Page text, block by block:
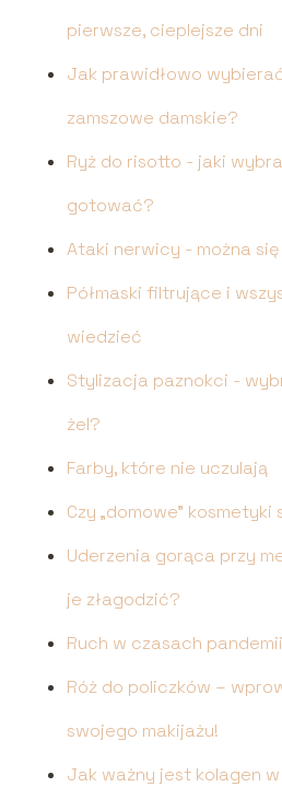
pierwsze, cieplejsze dni
Jak prawidłowo
zamszowe damskie?
Ryż do risotto - jaki
gotować?
Ataki nerwicy - można
Półmaski filtrujące i
wiedzieć
Stylizacja paznokci -
żel?
Farby, które nie uczulają
Czy „domowe”
Uderzenia gorąca przy
je złagodzić?
Ruch w czasach pandemii
Róż do policzków –
swojego makijażu!
Jak ważny jest kolagen